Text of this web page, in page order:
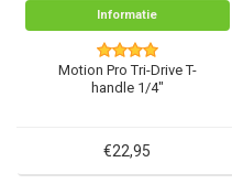
Informatie
Motion Pro Tri-Drive T-
handle 1/4"
€22,95